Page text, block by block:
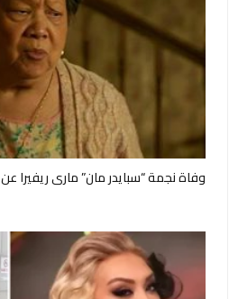
وفاة نجمة “سبايدر مان” ماري ريفيرا عن 82 عامًا